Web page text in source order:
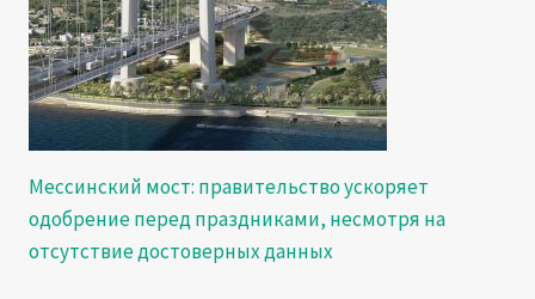
Мессинский мост: правительство ускоряет
одобрение перед праздниками, несмотря на
отсутствие достоверных данных